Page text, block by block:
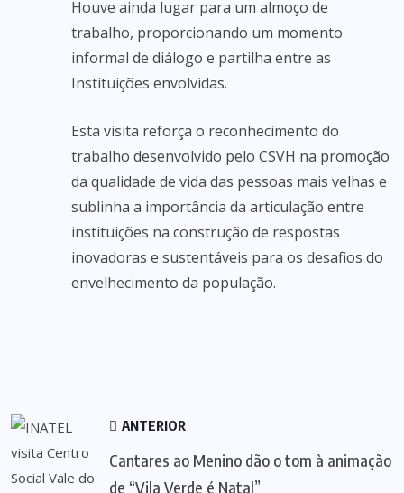
Houve ainda lugar para um almoço de
trabalho, proporcionando um momento
informal de diálogo e partilha entre as
Instituições envolvidas.
Esta visita reforça o reconhecimento do
trabalho desenvolvido pelo CSVH na promoção
da qualidade de vida das pessoas mais velhas e
sublinha a importância da articulação entre
instituições na construção de respostas
inovadoras e sustentáveis para os desafios do
envelhecimento da população.
ANTERIOR
Cantares ao Menino dão o tom à animação
de “Vila Verde é Natal”